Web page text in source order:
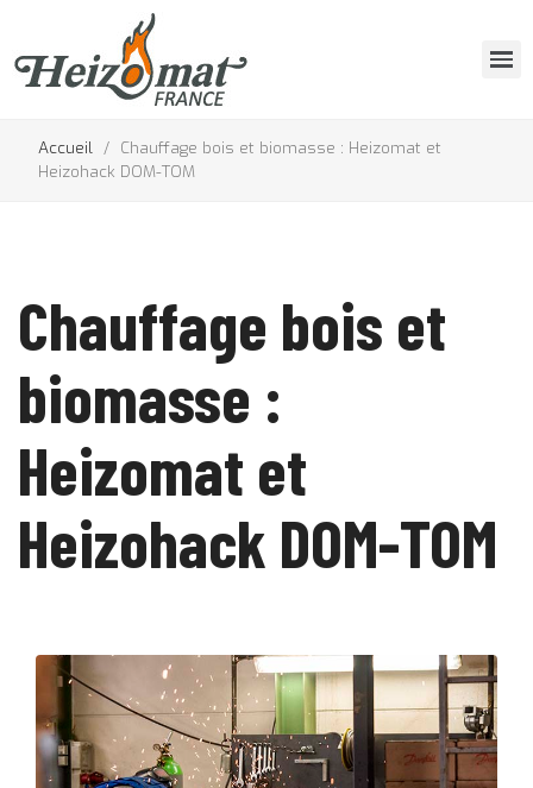
Accueil
Chauffage bois et biomasse : Heizomat et
Heizohack DOM-TOM
Chauffage bois et
biomasse :
Heizomat et
Heizohack DOM-TOM